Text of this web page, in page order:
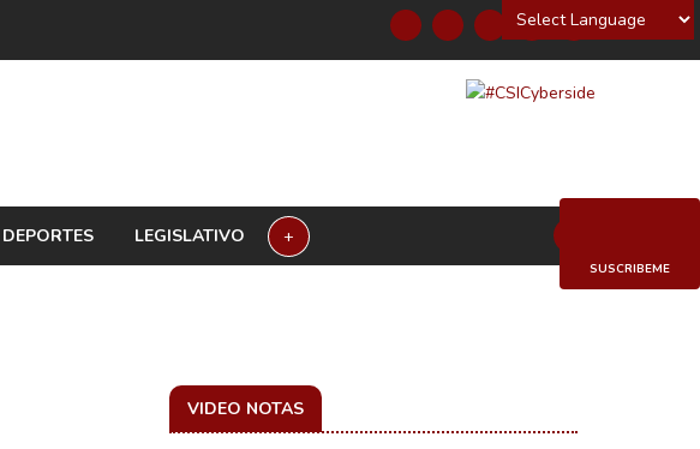
Powered by
DEPORTES LEGISLATIVO +
VIDEO NOTAS
SUSCRIBEME